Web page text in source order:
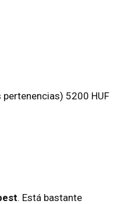
5200 HUF
. Está bastante